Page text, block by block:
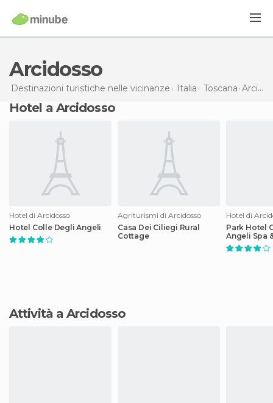
Arcidosso
Destinazioni turistiche nelle vicinanze Italia Toscana Arcidosso
Hotel a Arcidosso
Hotel di Arcidosso
Hotel Colle Degli Angeli
Agriturismi di Arcidosso
Casa Dei Ciliegi Rural
Cottage
Hotel di
Park Hotel
Angeli Spa
Attività a Arcidosso